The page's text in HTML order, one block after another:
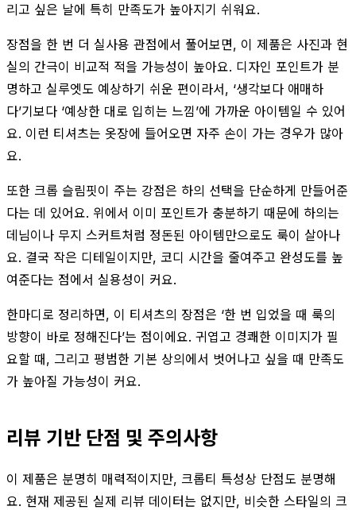
리고 싶은 날에 특히 만족도가 높아지기 쉬워요.
장점을 한 번 더 실사용 관점에서 풀어보면, 이 제품은 사진과 현
실의 간극이 비교적 적을 가능성이 높아요. 디자인 포인트가 분
명하고 실루엣도 예상하기 쉬운 편이라서, ‘생각보다 애매하
다’기보다 ‘예상한 대로 입히는 느낌’에 가까운 아이템일 수 있어
요. 이런 티셔츠는 옷장에 들어오면 자주 손이 가는 경우가 많아
요.
또한 크롭 슬림핏이 주는 강점은 하의 선택을 단순하게 만들어준
다는 데 있어요. 위에서 이미 포인트가 충분하기 때문에 하의는
데님이나 무지 스커트처럼 정돈된 아이템만으로도 룩이 살아나
요. 결국 작은 디테일이지만, 코디 시간을 줄여주고 완성도를 높
여준다는 점에서 실용성이 커요.
한마디로 정리하면, 이 티셔츠의 장점은 ‘한 번 입었을 때 룩의
방향이 바로 정해진다’는 점이에요. 귀엽고 경쾌한 이미지가 필
요할 때, 그리고 평범한 기본 상의에서 벗어나고 싶을 때 만족도
가 높아질 가능성이 커요.
리뷰 기반 단점 및 주의사항
이 제품은 분명히 매력적이지만, 크롭티 특성상 단점도 분명해
요. 현재 제공된 실제 리뷰 데이터는 없지만, 비슷한 스타일의 크